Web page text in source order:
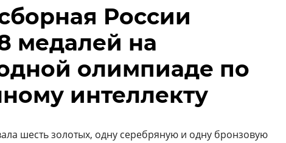
Конференции
Маркет
Техника
ТВ
России
медалей на
олимпиаде по
интеллекту
шесть золотых, одну серебряную и одну бронзовую